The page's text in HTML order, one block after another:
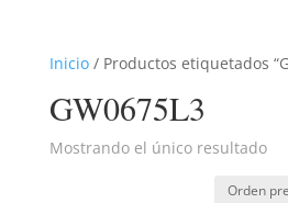
Inicio/ Productos etiquetados
GW0675L3
Mostrando el único resultado